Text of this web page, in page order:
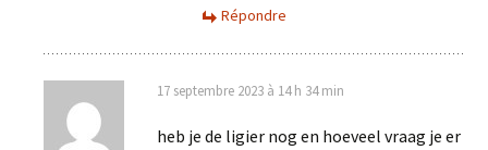
Répondre
17 septembre 2023 à 14 h 34 min
heb je de ligier nog en hoeveel vraag je er